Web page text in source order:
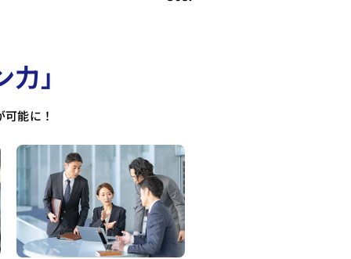
」
能に！